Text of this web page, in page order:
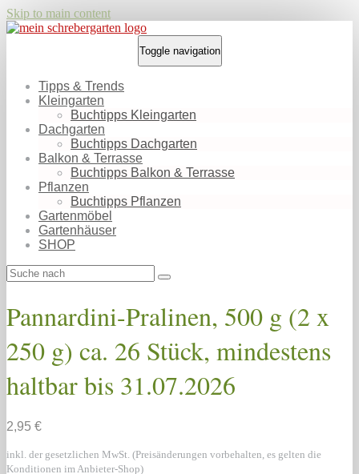
Skip to main content
Toggle navigation
Tipps & Trends
Kleingarten
Buchtipps Kleingarten
Dachgarten
Buchtipps Dachgarten
Balkon & Terrasse
Buchtipps Balkon & Terrasse
Pflanzen
Buchtipps Pflanzen
Gartenmöbel
Gartenhäuser
SHOP
Pannardini-Pralinen, 500 g (2 x
250 g) ca. 26 Stück, mindestens
haltbar bis 31.07.2026
2,95 €
inkl. der gesetzlichen MwSt. (Preisänderungen vorbehalten, es gelten die
Konditionen im Anbieter-Shop)